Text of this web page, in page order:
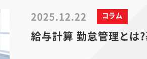
2025.12.22 コラム
給与計算 勤怠管理とは